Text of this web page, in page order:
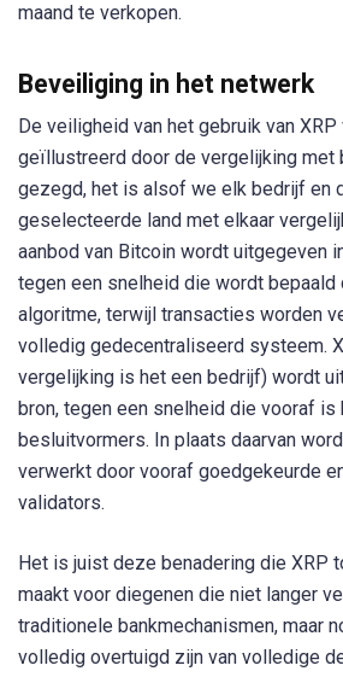
maand te verkopen.
Beveiliging in het netwerk
De veiligheid van het gebruik van
geïllustreerd door de vergelijking met
gezegd, het is alsof we elk bedrijf en
geselecteerde land met elkaar
aanbod van Bitcoin wordt uitgegeven
tegen een snelheid die wordt
algoritme, terwijl transacties worden
volledig gedecentraliseerd systeem.
vergelijking is het een bedrijf) wordt
bron, tegen een snelheid die vooraf is
besluitvormers. In plaats daarvan
verwerkt door vooraf goedgekeurde
validators.
Het is juist deze benadering die XRP
maakt voor diegenen die niet langer
traditionele bankmechanismen, maar
volledig overtuigd zijn van volledige